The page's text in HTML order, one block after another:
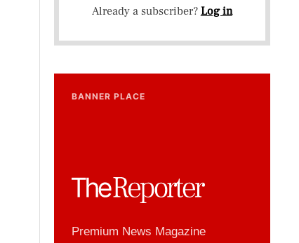
Already a subscriber? Log in
BANNER PLACE
Premium News Magazine